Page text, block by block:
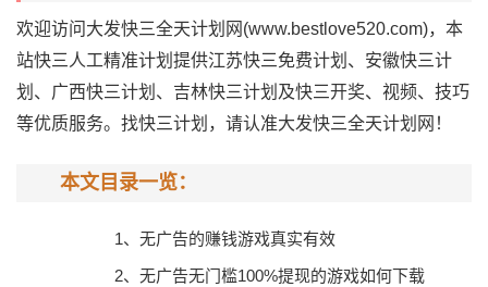
欢迎访问大发快三全天计划网(www.bestlove520.com)，本
站快三人工精准计划提供江苏快三免费计划、安徽快三计
划、广西快三计划、吉林快三计划及快三开奖、视频、技巧
等优质服务。找快三计划，请认准大发快三全天计划网！
本文目录一览：
1、 无广告的赚钱游戏真实有效
2、 无广告无门槛100%提现的游戏如何下载